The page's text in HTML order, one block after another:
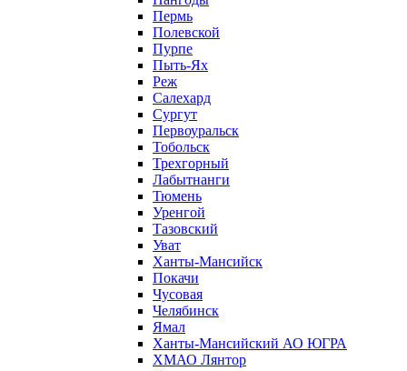
Пермь
Полевской
Пурпе
Пыть-Ях
Реж
Салехард
Сургут
Первоуральск
Тобольск
Трехгорный
Лабытнанги
Тюмень
Уренгой
Тазовский
Уват
Ханты-Мансийск
Покачи
Чусовая
Челябинск
Ямал
Ханты-Мансийский АО ЮГРА
ХМАО Лянтор